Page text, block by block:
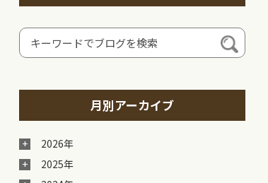
月別アーカイブ
2026年
2025年